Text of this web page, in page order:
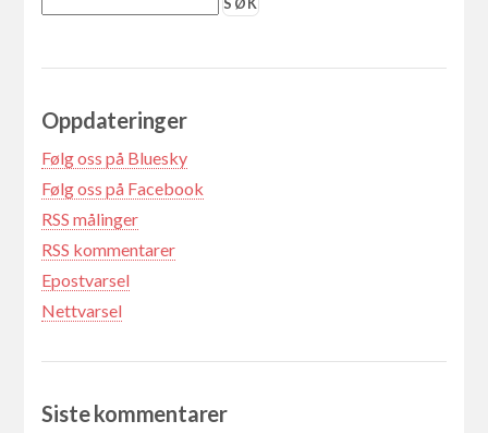
Oppdateringer
Følg oss på Bluesky
Følg oss på Facebook
RSS målinger
RSS kommentarer
Epostvarsel
Nettvarsel
Siste kommentarer